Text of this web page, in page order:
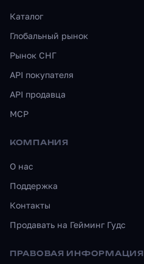
Каталог
Глобальный рынок
Рынок СНГ
API покупателя
API продавца
MCP
КОМПАНИЯ
О нас
Поддержка
Контакты
Продавать на Гейминг Гудс
ПРАВОВАЯ ИНФОРМАЦИЯ